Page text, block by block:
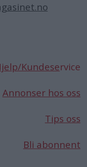
Kundeservice
Annonser hos oss
Tips oss
Bli abonnent